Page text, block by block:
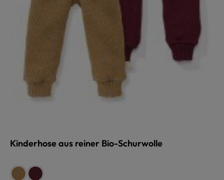
Kinderhose aus reiner Bio-Schurwolle
Farbe auswählen
camel burgund